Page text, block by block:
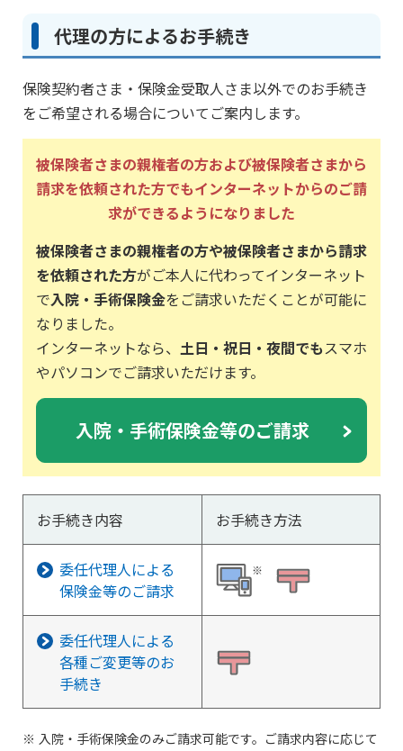
代理の方によるお手続き
保険契約者さま・保険金受取人さま以外でのお手続き
をご希望される場合についてご案内します。
被保険者さまの親権者の方および被保険者さまから
請求を依頼された方でもインターネットからのご請
求ができるようになりました
被保険者さまの親権者の方や被保険者さまから請求
を依頼された方がご本人に代わってインターネット
で入院・手術保険金をご請求いただくことが可能に
なりました。
インターネットなら、 土日・祝日・夜間でもスマホ
やパソコンでご請求いただけます。
入院・手術保険金等のご請求
お手続き内容 お手続き方法
委任代理人による
保険金等のご請求
※
委任代理人による
各種ご変更等のお
手続き
入院・手術保険金のみご請求可能です。ご請求内容に応じて